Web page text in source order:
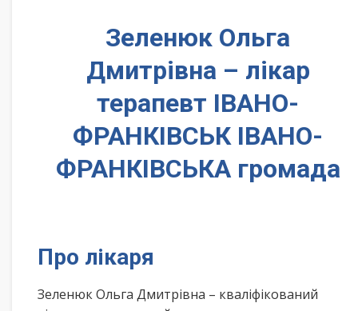
Зеленюк Ольга
Дмитрівна – лікар
терапевт ІВАНО-
ФРАНКІВСЬК ІВАНО-
ФРАНКІВСЬКА громада
Про лікаря
Зеленюк Ольга Дмитрівна – кваліфікований